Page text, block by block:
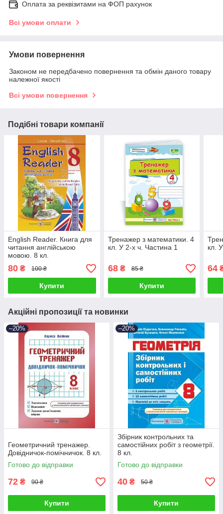
Оплата за реквізитами на ФОП рахунок
Всі умови оплати
Умови повернення
Законом не передбачено повернення та обмін даного товару
належної якості
Всі умови повернення
Подібні товари компанії
English Reader. Книга для
читання англійською
мовою. 8 кл.
80 ₴ 100 ₴
Купити
Тренажер з математики. 4
кл. У 2-х ч. Частина 1
68₴ 85 ₴
Купити
кл.
64
Акційні пропозиції та новинки
–20%
Геометричний тренажер.
Довідничок-помічничок. 8 кл.
Готово до відправки
72 ₴ 90 ₴
Купити
–20%
Збірник контрольних та
самостійних робіт з геометрії.
8 кл.
Готово до відправки
40 ₴ 50 ₴
Купити